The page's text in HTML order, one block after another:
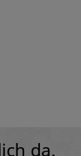
da.